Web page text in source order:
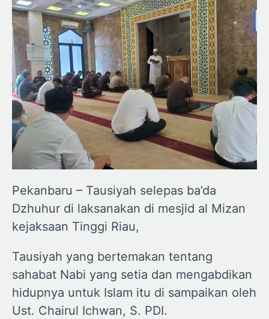
Pekanbaru – Tausiyah selepas ba’da
Dzhuhur di laksanakan di mesjid al Mizan
kejaksaan Tinggi Riau,
Tausiyah yang bertemakan tentang
sahabat Nabi yang setia dan mengabdikan
hidupnya untuk Islam itu di sampaikan oleh
Ust. Chairul Ichwan, S. PDI.